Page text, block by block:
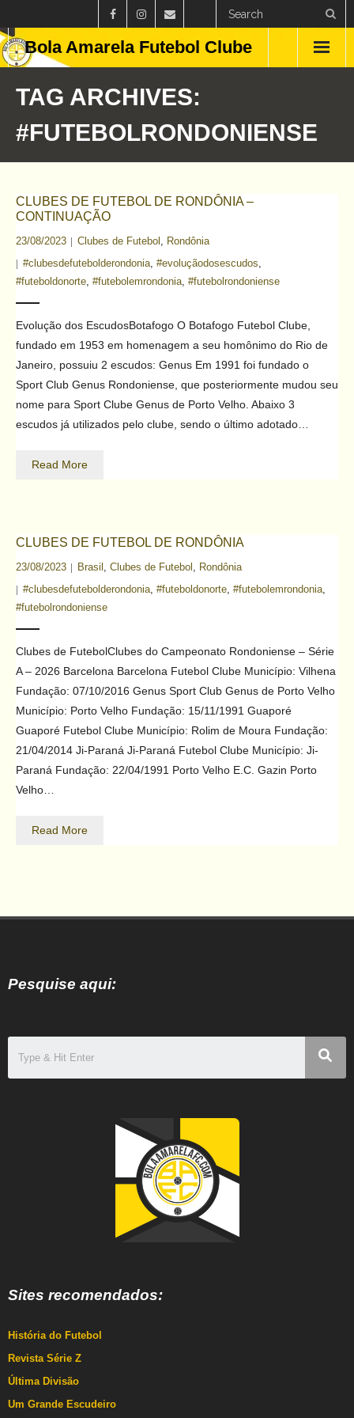
Bola Amarela Futebol Clube
Clubes
Feminino
Curiosidades
Blog
TAG ARCHIVES:
#FUTEBOLRONDONIENSE
CLUBES DE FUTEBOL DE RONDÔNIA –
CONTINUAÇÃO
23/08/2023 Clubes de Futebol , Rondônia
#clubesdefutebolderondonia, #evoluçãodosescudos,
#futeboldonorte, #futebolemrondonia, #futebolrondoniense
Evolução dos EscudosBotafogo O Botafogo Futebol Clube,
fundado em 1953 em homenagem a seu homônimo do Rio de
Janeiro, possuiu 2 escudos: Genus Em 1991 foi fundado o
Sport Club Genus Rondoniense, que posteriormente mudou seu
nome para Sport Clube Genus de Porto Velho. Abaixo 3
escudos já utilizados pelo clube, sendo o último adotado…
Read More
CLUBES DE FUTEBOL DE RONDÔNIA
23/08/2023 Brasil , Clubes de Futebol , Rondônia
#clubesdefutebolderondonia, #futeboldonorte, #futebolemrondonia,
#futebolrondoniense
Clubes de FutebolClubes do Campeonato Rondoniense – Série
A – 2026 Barcelona Barcelona Futebol Clube Município: Vilhena
Fundação: 07/10/2016 Genus Sport Club Genus de Porto Velho
Município: Porto Velho Fundação: 15/11/1991 Guaporé
Guaporé Futebol Clube Município: Rolim de Moura Fundação:
21/04/2014 Ji-Paraná Ji-Paraná Futebol Clube Município: Ji-
Paraná Fundação: 22/04/1991 Porto Velho E.C. Gazin Porto
Velho…
Read More
Pesquise aqui:
Sites recomendados:
História do Futebol
Revista Série Z
Última Divisão
Um Grande Escudeiro